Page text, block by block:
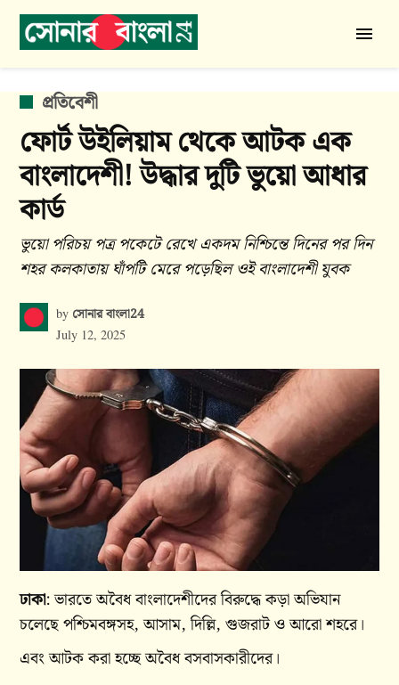
Skip
বাংলা
24
POSTED
IN
প্রতিবেশী
ফোর্ট উইলিয়াম থেকে আটক এক
বাংলাদেশী! উদ্ধার দুটি ভুয়ো আধার
কার্ড
ভুয়ো পরিচয় পত্র পকেটে রেখে একদম নিশ্চিন্তে দিনের পর দিন
শহর কলকাতায় ঘাঁপটি মেরে পড়েছিল ওই বাংলাদেশী যুবক
by সোনার বাংলা24
July 12, 2025
ঢাকা: ভারতে অবৈধ বাংলাদেশীদের বিরুদ্ধে কড়া অভিযান
চলেছে পশ্চিমবঙ্গসহ, আসাম, দিল্লি, গুজরাট ও আরো শহরে।
এবং আটক করা হচ্ছে অবৈধ বসবাসকারীদের।